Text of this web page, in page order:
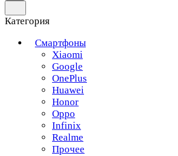
Категория
Смартфоны
Xiaomi
Google
OnePlus
Huawei
Honor
Oppo
Infinix
Realme
Прочее